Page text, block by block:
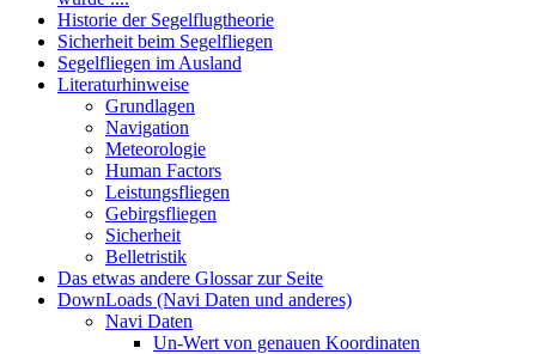
Historie der Segelflugtheorie
Sicherheit beim Segelfliegen
Segelfliegen im Ausland
Literaturhinweise
Grundlagen
Navigation
Meteorologie
Human Factors
Leistungsfliegen
Gebirgsfliegen
Sicherheit
Belletristik
Das etwas andere Glossar zur Seite
DownLoads (Navi Daten und anderes)
Navi Daten
Un-Wert von genauen Koordinaten